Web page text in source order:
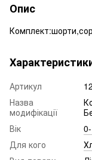
Опис
Артикул
Назва
модифікації
Вік
Для кого